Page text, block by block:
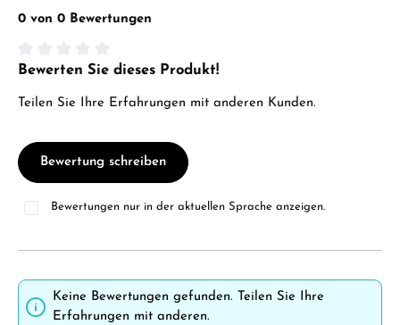
0 von 0 Bewertungen
Durchschnittliche Bewertung von 0 von 5 Sternen
Bewerten Sie dieses Produkt!
Teilen Sie Ihre Erfahrungen mit anderen Kunden.
Bewertung schreiben
Bewertungen nur in der aktuellen Sprache anzeigen.
Keine Bewertungen gefunden. Teilen Sie Ihre
Erfahrungen mit anderen.